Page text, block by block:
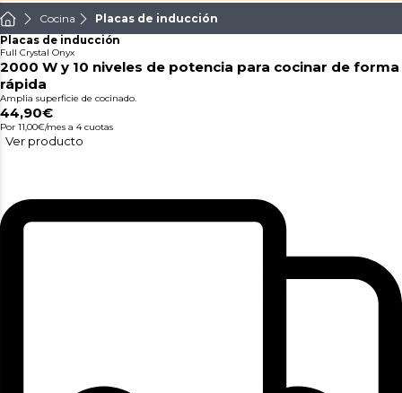
Cocina Placas de inducción
Placas de inducción
Full Crystal Onyx
2000 W y 10 niveles de potencia para cocinar de forma
rápida
Amplia superficie de cocinado.
44,90€
Por 11,00€/mes a 4 cuotas
Ver producto